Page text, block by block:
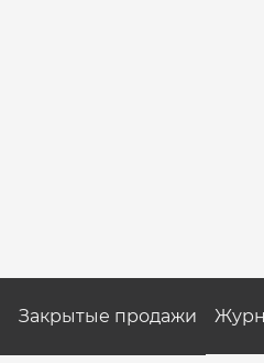
Закрытые продажи